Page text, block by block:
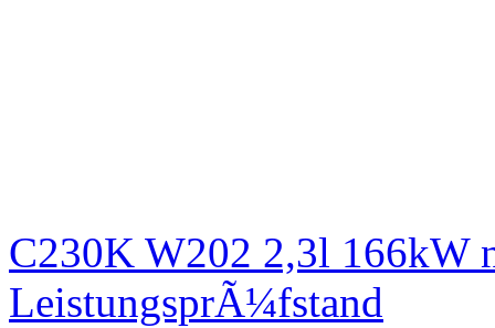
C230K W202 2,3l 166kW
LeistungsprÃ¼fstand